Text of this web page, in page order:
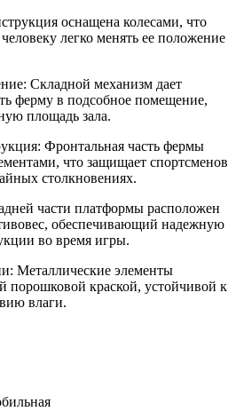
оснащена колесами, что
легко менять ее положение
Складной механизм дает
ферму в подсобное помещение,
площадь зала.
Фронтальная часть фермы
что защищает спортсменов
столкновениях.
части платформы расположен
обеспечивающий надежную
во время игры.
Металлические элементы
порошковой краской, устойчивой к
влаги.